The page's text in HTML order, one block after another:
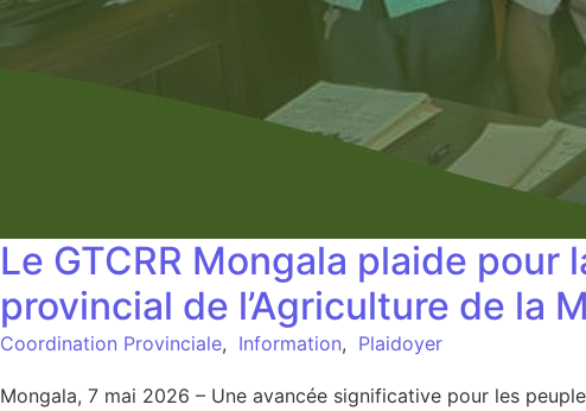
Le GTCRR Mongala plaide
provincial de l’Agriculture de la
Coordination Provinciale, Information, Plaidoyer
Mongala, 7 mai 2026 – Une avancée significative pour les